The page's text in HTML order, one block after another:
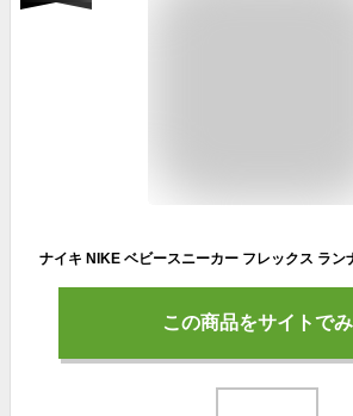
この商品をサイトで